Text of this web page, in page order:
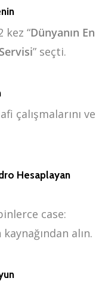
kez “Dünyanın En
” seçti.
çalışmalarını ve
Hesaplayan
case:
alın.